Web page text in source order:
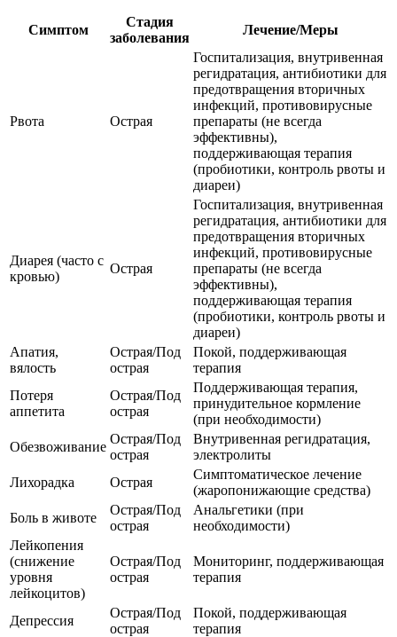
Симптом
Стадия
заболевания
Лечение/Меры
Рвота Острая
Госпитализация, внутривенная
регидратация, антибиотики для
предотвращения вторичных
инфекций, противовирусные
препараты (не всегда
эффективны),
поддерживающая терапия
(пробиотики, контроль рвоты и
диареи)
Диарея (часто с
кровью)
Острая
Госпитализация, внутривенная
регидратация, антибиотики для
предотвращения вторичных
инфекций, противовирусные
препараты (не всегда
эффективны),
поддерживающая терапия
(пробиотики, контроль рвоты и
диареи)
Апатия,
вялость
Острая/Под
острая
Покой, поддерживающая
терапия
Потеря
аппетита
Острая/Под
острая
Поддерживающая терапия,
принудительное кормление
(при необходимости)
Обезвоживание
Острая/Под
острая
Внутривенная регидратация,
электролиты
Лихорадка
Острая
Симптоматическое лечение
(жаропонижающие средства)
Боль в животе
Острая/Под
острая
Анальгетики (при
необходимости)
Лейкопения
(снижение
уровня
лейкоцитов)
Острая/Под
острая
Мониторинг, поддерживающая
терапия
Депрессия
Острая/Под
острая
Покой, поддерживающая
терапия